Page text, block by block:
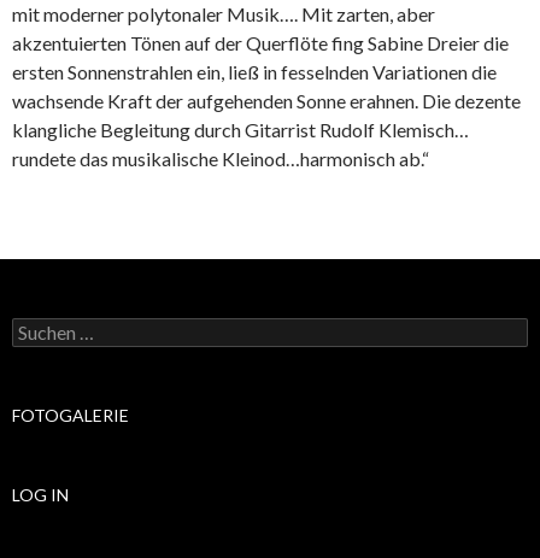
mit moderner polytonaler Musik…. Mit zarten, aber
akzentuierten Tönen auf der Querflöte fing Sabine Dreier die
ersten Sonnenstrahlen ein, ließ in fesselnden Variationen die
wachsende Kraft der aufgehenden Sonne erahnen. Die dezente
klangliche Begleitung durch Gitarrist Rudolf Klemisch…
rundete das musikalische Kleinod…harmonisch ab.“
Suchen
nach:
FOTOGALERIE
LOG IN